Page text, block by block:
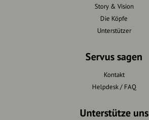
Story & Vision
Die Köpfe
Unterstützer
Servus sagen
Kontakt
Helpdesk / FAQ
Unterstütze uns